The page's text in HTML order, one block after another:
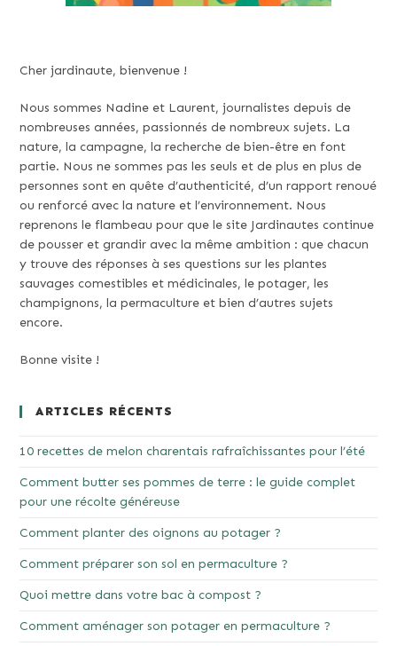
Cher jardinaute, bienvenue !
Nous sommes Nadine et Laurent, journalistes depuis de
nombreuses années, passionnés de nombreux sujets. La
nature, la campagne, la recherche de bien-être en font
partie. Nous ne sommes pas les seuls et de plus en plus de
personnes sont en quête d’authenticité, d’un rapport renoué
ou renforcé avec la nature et l’environnement. Nous
reprenons le flambeau pour que le site Jardinautes continue
de pousser et grandir avec la même ambition : que chacun
y trouve des réponses à ses questions sur les plantes
sauvages comestibles et médicinales, le potager, les
champignons, la permaculture et bien d’autres sujets
encore.
Bonne visite !
ARTICLES RÉCENTS
10 recettes de melon charentais rafraîchissantes pour l’été
Comment butter ses pommes de terre : le guide complet
pour une récolte généreuse
Comment planter des oignons au potager ?
Comment préparer son sol en permaculture ?
Quoi mettre dans votre bac à compost ?
Comment aménager son potager en permaculture ?